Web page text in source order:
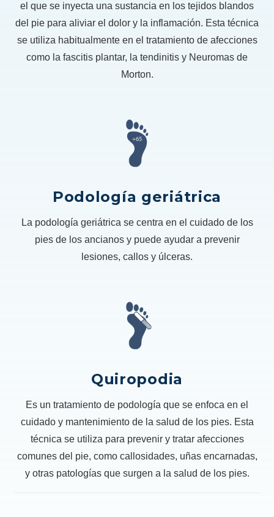
el que se inyecta una sustancia en los tejidos blandos
del pie para aliviar el dolor y la inflamación. Esta técnica
se utiliza habitualmente en el tratamiento de afecciones
como la fascitis plantar, la tendinitis y Neuromas de
Morton.
Podología geriátrica
La podología geriátrica se centra en el cuidado de los
pies de los ancianos y puede ayudar a prevenir
lesiones, callos y úlceras.
Quiropodia
Es un tratamiento de podología que se enfoca en el
cuidado y mantenimiento de la salud de los pies. Esta
técnica se utiliza para prevenir y tratar afecciones
comunes del pie, como callosidades, uñas encarnadas,
y otras patologías que surgen a la salud de los pies.